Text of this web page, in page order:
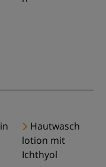
Hautwasch
lotion mit
Ichthyol